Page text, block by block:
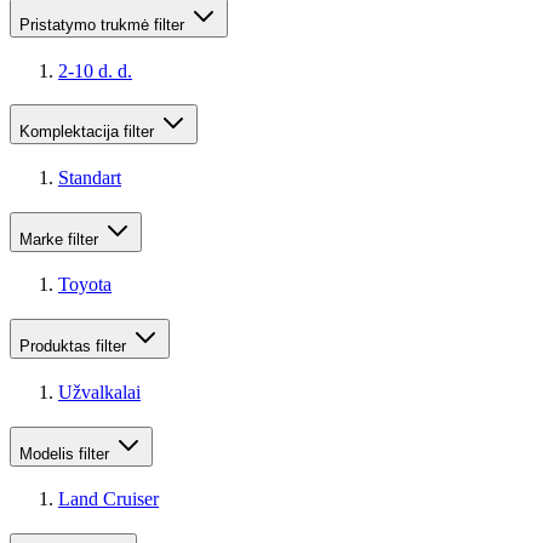
Pristatymo trukmė filter
2-10 d. d.
Komplektacija filter
Standart
Marke filter
Toyota
Produktas filter
Užvalkalai
Modelis filter
Land Cruiser